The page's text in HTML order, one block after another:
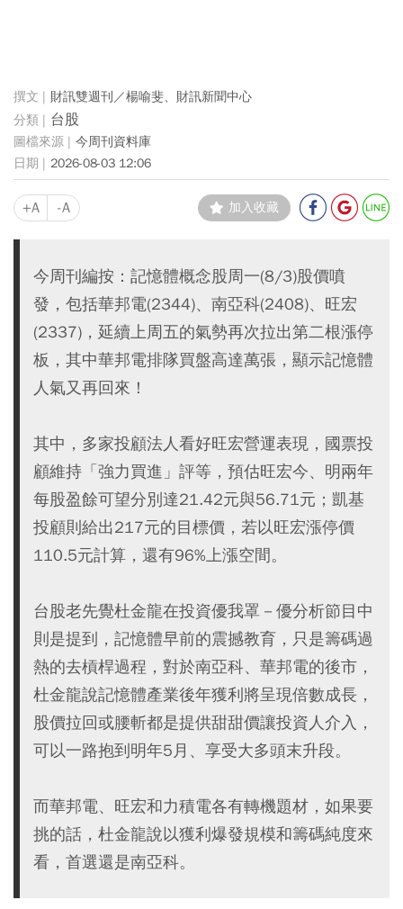
財訊雙週刊／楊喻斐、財訊新聞中心
台股
今周刊資料庫
2026-08-03 12:06
+A -A 加入收藏
今周刊編按：記憶體概念股周一(8/3)股價噴
發，包括華邦電(2344)、南亞科(2408)、旺宏
(2337)，延續上周五的氣勢再次拉出第二根漲停
板，其中華邦電排隊買盤高達萬張，顯示記憶體
人氣又再回來！
其中，多家投顧法人看好旺宏營運表現，國票投
顧維持「強力買進」評等，預估旺宏今、明兩年
每股盈餘可望分別達21.42元與56.71元；凱基
投顧則給出217元的目標價，若以旺宏漲停價
110.5元計算，還有96%上漲空間。
台股老先覺杜金龍在投資優我罩－優分析節目中
則是提到，記憶體早前的震撼教育，只是籌碼過
熱的去槓桿過程，對於南亞科、華邦電的後市，
杜金龍說記憶體產業後年獲利將呈現倍數成長，
股價拉回或腰斬都是提供甜甜價讓投資人介入，
可以一路抱到明年5月、享受大多頭末升段。
而華邦電、旺宏和力積電各有轉機題材，如果要
挑的話，杜金龍說以獲利爆發規模和籌碼純度來
看，首選還是南亞科。